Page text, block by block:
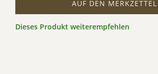
AUF DEN MERKZETTEL
Dieses Produkt weiterempfehlen